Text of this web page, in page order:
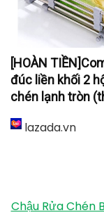
[HOÀN
đúc liền khối 2
chén lạnh tròn
lazada.vn
Chậu Rửa Chén